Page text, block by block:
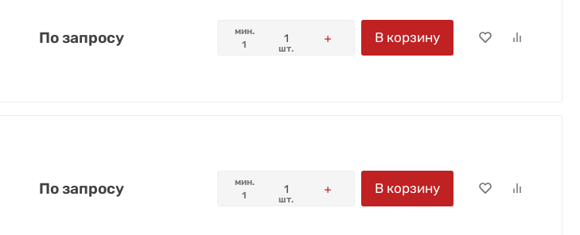
По запросу
мин.
1
шт.
В корзину
По запросу
мин.
1
шт.
В корзину